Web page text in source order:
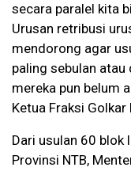
secara paralel kita
Urusan retribusi
mendorong agar
paling sebulan
mereka pun belum
Ketua Fraksi Golkar
Dari usulan 60 blok
Provinsi NTB,